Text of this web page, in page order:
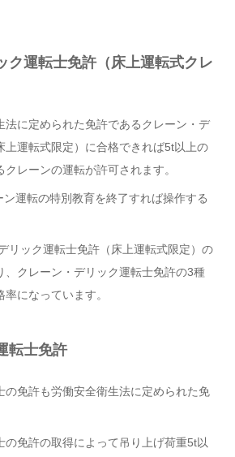
ク運転士免許（床上運転式クレ
法に定められた免許であるクレーン・デ
上運転式限定）に合格できれば5t以上の
レーンの運転が許可されます。
運転の特別教育を終了すれば操作する
リック運転士免許（床上運転式限定）の
、クレーン・デリック運転士免許の3種
になっています。
転士免許
の免許も労働安全衛生法に定められた免
の免許の取得によって吊り上げ荷重5t以